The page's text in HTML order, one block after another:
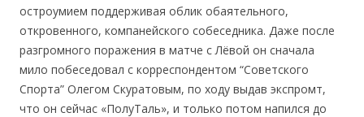
остроумием поддерживая облик обаятельного,
откровенного, компанейского собеседника. Даже после
разгромного поражения в матче с Лёвой он сначала
мило побеседовал с корреспондентом “Советского
Спорта” Олегом Скуратовым, по ходу выдав экспромт,
что он сейчас «ПолуТаль», и только потом напился до